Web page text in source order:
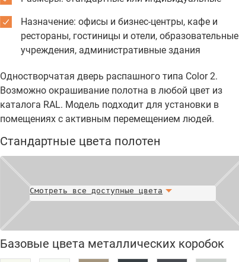
Назначение: офисы и бизнес-центры, кафе и
рестораны, гостиницы и отели, образовательные
учреждения, административные здания
Одностворчатая дверь распашного типа Color 2.
Возможно окрашивание полотна в любой цвет из
каталога RAL. Модель подходит для установки в
помещениях с активным перемещением людей.
Стандартные цвета полотен
Смотреть все доступные цвета
Базовые цвета металлических коробок